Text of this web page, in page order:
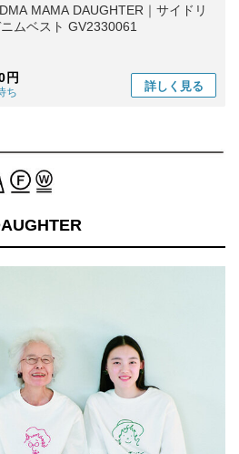
MAMA DAUGHTER｜サイドリ
ムベスト GV2330061
円
ち 詳しく 見る